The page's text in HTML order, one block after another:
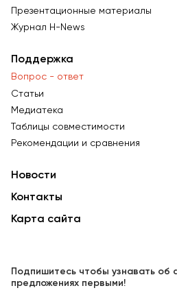
Презентационные материалы
Журнал Н-News
Поддержка
Вопрос - ответ
Статьи
Медиатека
Таблицы совместимости
Рекомендации и сравнения
Новости
Контакты
Карта сайта
Подпишитесь чтобы узнавать об
предложениях первыми!